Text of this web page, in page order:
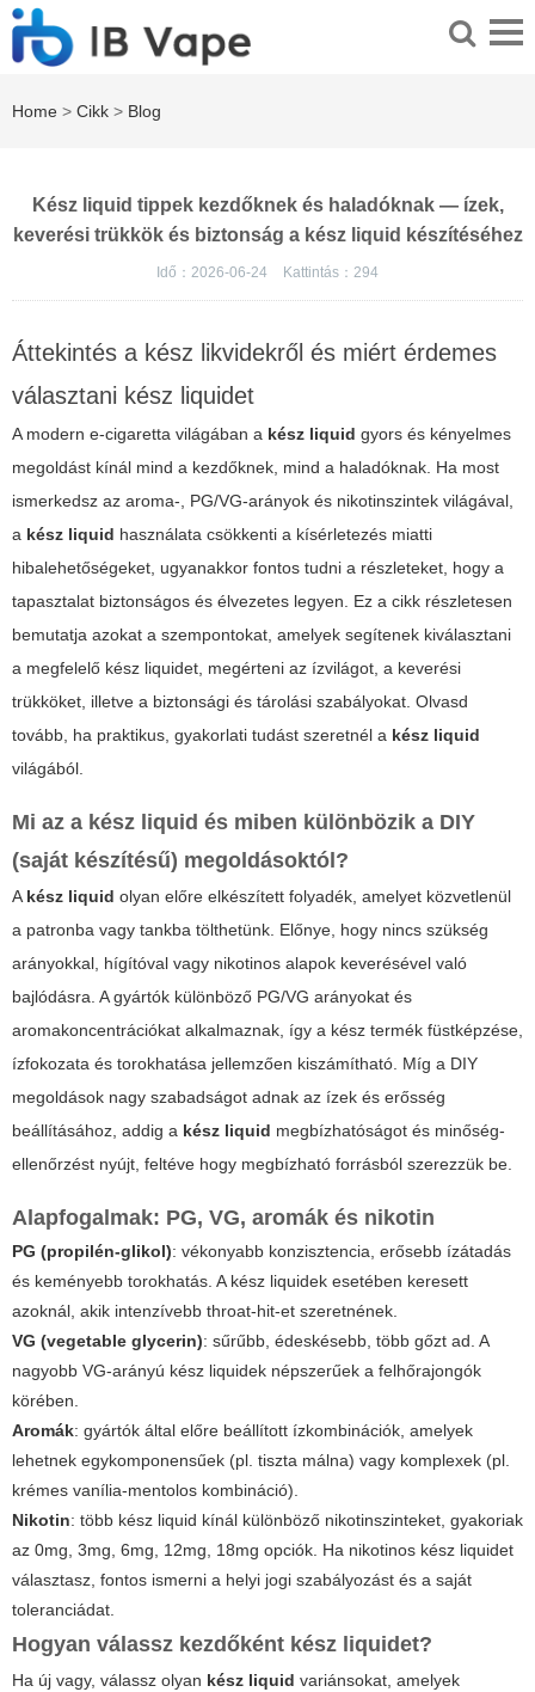
Home > Cikk > Blog
Kész liquid tippek kezdőknek és haladóknak — ízek,
keverési trükkök és biztonság a kész liquid készítéséhez
Idő：2026-06-24 Kattintás： 294
Áttekintés a kész likvidekről és miért érdemes
választani kész liquidet
A modern e-cigaretta világában a kész liquid gyors és kényelmes
megoldást kínál mind a kezdőknek, mind a haladóknak. Ha most
ismerkedsz az aroma-, PG/VG-arányok és nikotinszintek világával,
a kész liquid használata csökkenti a kísérletezés miatti
hibalehetőségeket, ugyanakkor fontos tudni a részleteket, hogy a
tapasztalat biztonságos és élvezetes legyen. Ez a cikk részletesen
bemutatja azokat a szempontokat, amelyek segítenek kiválasztani
a megfelelő kész liquidet, megérteni az ízvilágot, a keverési
trükköket, illetve a biztonsági és tárolási szabályokat. Olvasd
tovább, ha praktikus, gyakorlati tudást szeretnél a kész liquid
világából.
Mi az a kész liquid és miben különbözik a DIY
(saját készítésű) megoldásoktól?
Akész liquid olyan előre elkészített folyadék, amelyet közvetlenül
a patronba vagy tankba tölthetünk. Előnye, hogy nincs szükség
arányokkal, hígítóval vagy nikotinos alapok keverésével való
bajlódásra. A gyártók különböző PG/VG arányokat és
aromakoncentrációkat alkalmaznak, így a kész termék füstképzése,
ízfokozata és torokhatása jellemzően kiszámítható. Míg a DIY
megoldások nagy szabadságot adnak az ízek és erősség
beállításához, addig a kész liquid megbízhatóságot és minőség-
ellenőrzést nyújt, feltéve hogy megbízható forrásból szerezzük be.
Alapfogalmak: PG, VG, aromák és nikotin
PG (propilén-glikol): vékonyabb konzisztencia, erősebb ízátadás
és keményebb torokhatás. A kész liquidek esetében keresett
azoknál, akik intenzívebb throat-hit-et szeretnének.
VG (vegetable glycerin): sűrűbb, édeskésebb, több gőzt ad. A
nagyobb VG-arányú kész liquidek népszerűek a felhőrajongók
körében.
Aromák: gyártók által előre beállított ízkombinációk, amelyek
lehetnek egykomponensűek (pl. tiszta málna) vagy komplexek (pl.
krémes vanília-mentolos kombináció).
Nikotin: több kész liquid kínál különböző nikotinszinteket, gyakoriak
az 0mg, 3mg, 6mg, 12mg, 18mg opciók. Ha nikotinos kész liquidet
választasz, fontos ismerni a helyi jogi szabályozást és a saját
toleranciádat.
Hogyan válassz kezdőként kész liquidet?
Ha új vagy, válassz olyan kész liquid variánsokat, amelyek